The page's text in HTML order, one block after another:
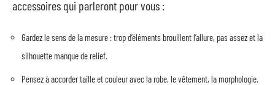
accessoires qui parleront pour vous :
Gardez le sens de la mesure : trop d’éléments brouillent l’allure, pas assez et la
silhouette manque de relief.
Pensez à accorder taille et couleur avec la robe, le vêtement, la morphologie.